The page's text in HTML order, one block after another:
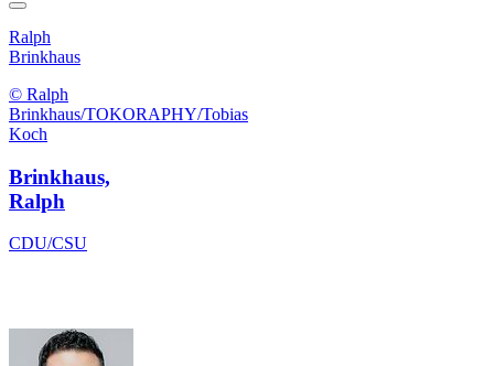
Ralph
Brinkhaus
© Ralph
Brinkhaus/TOKORAPHY/Tobias
Koch
Brinkhaus,
Ralph
CDU/CSU